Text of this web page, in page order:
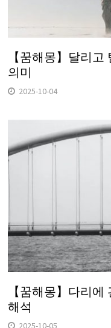
【꿈해몽】달리
의미
2025-10-04
【꿈해몽】다리
해석
2025-10-05